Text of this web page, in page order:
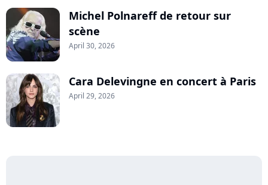
Michel Polnareff de retour sur
scène
April 30, 2026
Cara Delevingne en concert à Paris
April 29, 2026